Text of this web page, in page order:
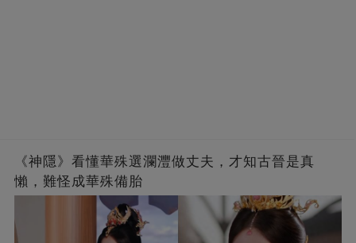
《神隱》看懂華殊選瀾灃做丈夫，才知古晉是真
懶，難怪成華殊備胎